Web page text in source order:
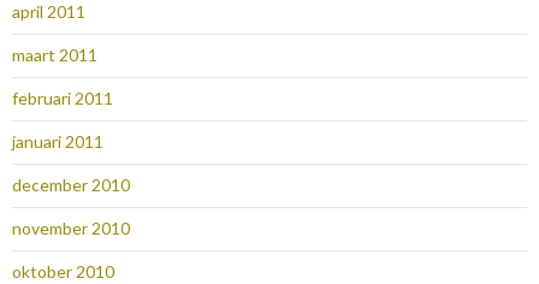
april 2011
maart 2011
februari 2011
januari 2011
december 2010
november 2010
oktober 2010